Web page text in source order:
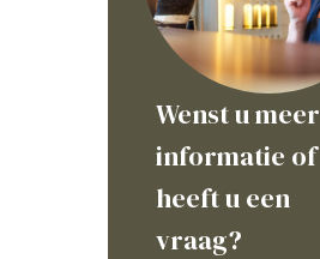
Wenst u meer
informatie of
heeft u een
vraag?